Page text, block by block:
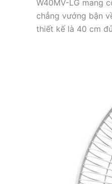
W40MV-LG mang
chẳng vướng bận
thiết kế là 40 cm